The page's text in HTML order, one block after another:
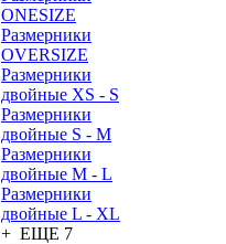
ONESIZE
Размерники
OVERSIZE
Размерники
двойные XS - S
Размерники
двойные S - M
Размерники
двойные M - L
Размерники
двойные L - XL
+ ЕЩЕ 7